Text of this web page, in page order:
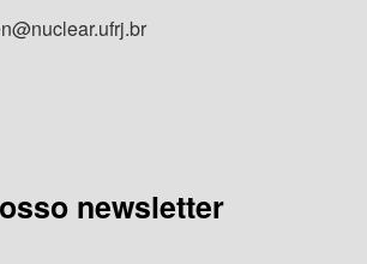
newsletter